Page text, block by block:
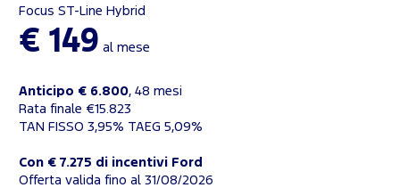
Focus ST-Line Hybrid
€ 149 al mese
Anticipo € 6.800, 48 mesi
Rata finale €15.823
TAN FISSO 3,95% TAEG 5,09%
Con € 7.275 di incentivi Ford
Offerta valida fino al 31/08/2026